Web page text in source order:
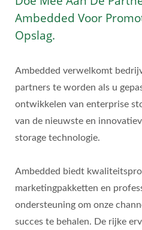
Ambedded Voor
Opslag.
Ambedded verwelkomt
partners te worden als u
ontwikkelen van enterprise
van de nieuwste en
storage technologie.
Ambedded biedt
marketingpakketten en
ondersteuning om onze
succes te behalen. De rijke